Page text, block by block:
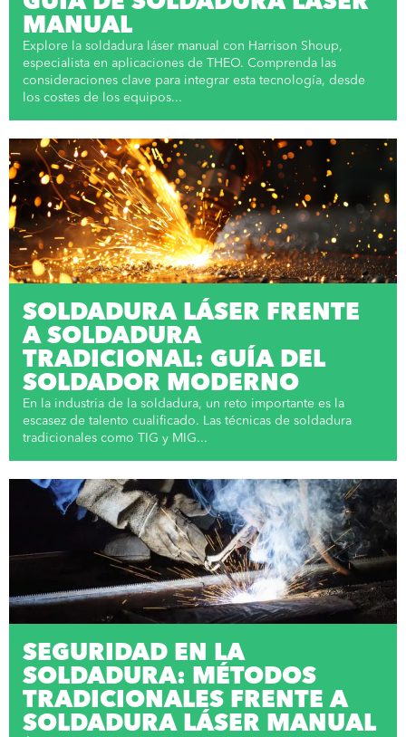
MANUAL
Explore la soldadura láser manual con Harrison Shoup,
especialista en aplicaciones de THEO. Comprenda las
consideraciones clave para integrar esta tecnología, desde
los costes de los equipos...
SOLDADURA LÁSER FRENTE
A SOLDADURA
TRADICIONAL: GUÍA DEL
SOLDADOR MODERNO
En la industria de la soldadura, un reto importante es la
escasez de talento cualificado. Las técnicas de soldadura
tradicionales como TIG y MIG...
SEGURIDAD EN LA
SOLDADURA: MÉTODOS
TRADICIONALES FRENTE A
SOLDADURA LÁSER MANUAL